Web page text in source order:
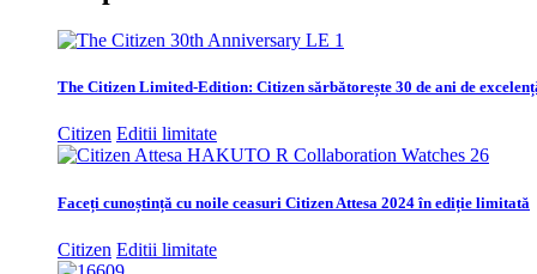
The Citizen Limited-Edition: Citizen sărbătorește 30 de ani de
Citizen Editii limitate
Faceți cunoștință cu noile ceasuri Citizen Attesa 2024 în ediție limitată
Citizen Editii limitate